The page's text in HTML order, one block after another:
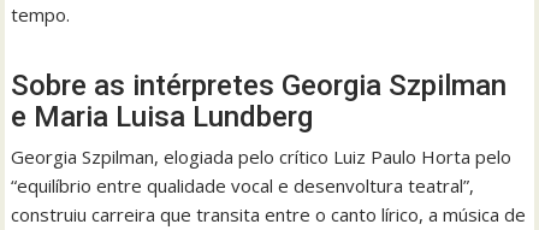
tempo.
Sobre as intérpretes Georgia Szpilman
e Maria Luisa Lundberg
Georgia Szpilman, elogiada pelo crítico Luiz Paulo Horta pelo
“equilíbrio entre qualidade vocal e desenvoltura teatral”,
construiu carreira que transita entre o canto lírico, a música de